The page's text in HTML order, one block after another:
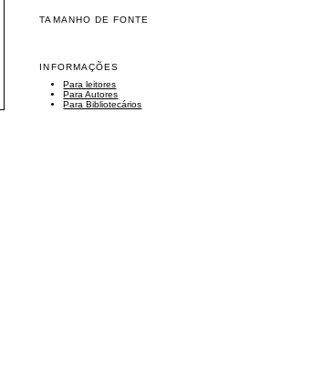
TAMANHO DE FONTE
INFORMAÇÕES
Para leitores
Para Autores
Para Bibliotecários